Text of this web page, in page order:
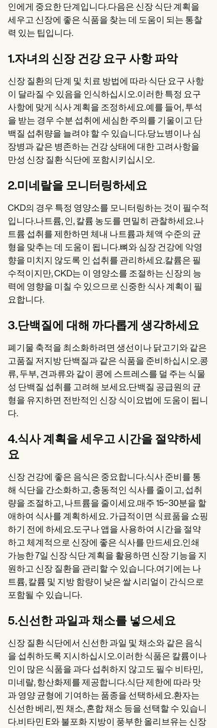
인에게 중요한 단계입니다.다음은 신장 식단 계획을
세우고 신장에 좋은 식품을 찾는 데 도움이 되는 통찰
력 있는 팁입니다.
1.자녀의 신장 건강 요구 사항 파악
신장 질환의 단계 및 치료 방법에 따라 식단 요구 사항
이 달라질 수 있음을 인식하십시오.이러한 특정 요구
사항에 맞게 식사 계획을 조정하세요.예를 들어, 투석
을 받는 경우 수분 섭취에 세심한 주의를 기울이고 단
백질 섭취량을 늘려야 할 수 있습니다.당뇨병이나 심
장병과 같은 병존하는 건강 상태에 대한 고려사항을
만성 신장 질환 식단에 포함시키십시오.
2.미네랄을 모니터링하세요
CKD의 경우 특정 영양소를 모니터링하는 것이 필수적
입니다.나트륨, 인, 칼륨 농도를 면밀히 관찰하세요.나
트륨 섭취를 제한하면 체내 나트륨과 체액 수준의 균
형을 맞추는 데 도움이 됩니다.뼈와 심장 건강에 악영
향을 미치지 않도록 인 섭취를 관리하세요.칼륨은 필
수적이지만, CKD는 이 영양소를 조절하는 신장의 능
력에 영향을 미칠 수 있으므로 신중한 식사 계획이 필
요합니다.
3.단백질에 대해 까다롭게 생각하세요
폐기물 축적을 최소화하려면 생선이나 닭고기와 같은
고품질 저지방 단백질과 같은 식품을 준비하십시오.콩
류, 두부, 견과류와 같이 콩에 스트레스를 덜 주는 식물
성 단백질 섭취를 고려해 보세요.단백질 공급원의 균
형을 유지하면 전반적인 신장 식이요법에 도움이 됩니
다.
4.식사 계획을 세우고 시간을 절약하세
요
신장 건강에 좋은 음식은 중요합니다.식사 준비를 통
해 식단을 간소화하고, 충동적인 식사를 줄이고, 섭취
량을 조절하고, 나트륨을 줄이세요.매주 15~30분을 할
애하여 식사를 계획하세요. 가급적이면 식료품을 쇼핑
하기 전에 하세요.도구나 앱을 사용하여 시간을 절약
하고 체계적으로 신장에 좋은 식사를 만드세요.인쇄
가능한 7일 신장 식단 계획을 활용하면 신장 기능을 지
원하고 신장 질환을 관리할 수 있습니다.여기에는 나
트륨, 칼륨 및 지방 함량이 낮은 쌀 시리얼이 간식으로
포함될 수 있습니다.
5.신선한 과일과 채소를 넣으세요
신장 질환 식단에서 신선한 과일 및 채소와 같은 음식
을 섭취하도록 지시하십시오.이러한 식품은 칼륨이나
인이 많은 식품을 과다 섭취하지 않고도 필수 비타민,
미네랄, 항산화제를 제공합니다.식단 제한에 따라 맛
과 영양 균형에 기여하는 품종을 선택하세요.환자는
신선한 베리, 찐 채소, 혼합 채소 등을 선택할 수 있습니
다.비타민 E와 불포화 지방이 풍부한 올리브유는 신장